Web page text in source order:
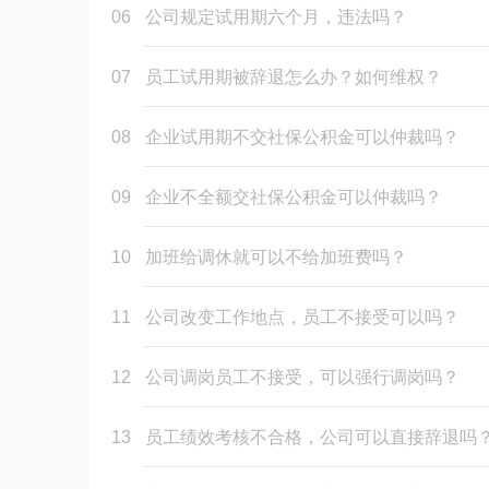
06 公司规定试用期六个月，违法吗？
07 员工试用期被辞退怎么办？如何维权？
08 企业试用期不交社保公积金可以仲裁吗？
09 企业不全额交社保公积金可以仲裁吗？
10 加班给调休就可以不给加班费吗？
11 公司改变工作地点，员工不接受可以吗？
12 公司调岗员工不接受，可以强行调岗吗？
13 员工绩效考核不合格，公司可以直接辞退吗